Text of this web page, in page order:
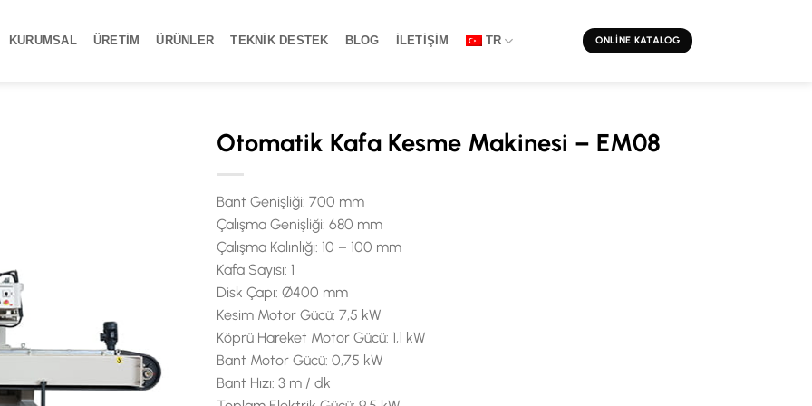
KURUMSAL ÜRETIM ÜRÜNLER TEKNIK DESTEK BLOG İLETIŞIM TR ONLINE KATALOG
Otomatik Kafa Kesme Makinesi – EM08
Bant Genişliği: 700 mm
Çalışma Genişliği: 680 mm
Çalışma Kalınlığı: 10 – 100 mm
Kafa Sayısı: 1
Disk Çapı: Ø400 mm
Kesim Motor Gücü: 7,5 kW
Köprü Hareket Motor Gücü: 1,1 kW
Bant Motor Gücü: 0,75 kW
Bant Hızı: 3 m / dk